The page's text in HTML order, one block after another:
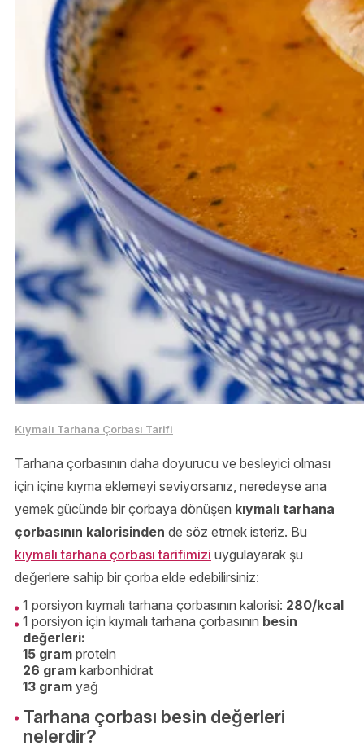
Kıymalı Tarhana Çorbası Tarifi
Tarhana çorbasının daha doyurucu ve besleyici olması
için içine kıyma eklemeyi seviyorsanız, neredeyse ana
yemek gücünde bir çorbaya dönüşen kıymalı tarhana
çorbasının kalorisinden de söz etmek isteriz. Bu
kıymalı tarhana çorbası tarifimizi uygulayarak şu
değerlere sahip bir çorba elde edebilirsiniz:
1 porsiyon kıymalı tarhana çorbasının kalorisi: 280/kcal
1 porsiyon için kıymalı tarhana çorbasının besin
değerleri:
15 gram protein
26 gram karbonhidrat
13 gram yağ
Tarhana çorbası besin değerleri
nelerdir?